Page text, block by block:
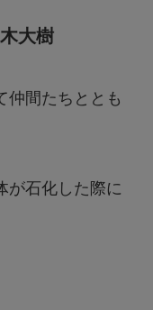
大樹
仲間たちととも
が石化した際に